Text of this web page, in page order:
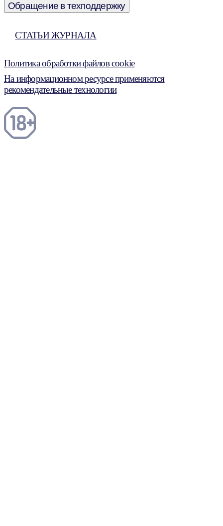
Обращение в техподдержку
СТАТЬИ ЖУРНАЛА
Политика обработки файлов cookie
На информационном ресурсе применяются
рекомендательные технологии